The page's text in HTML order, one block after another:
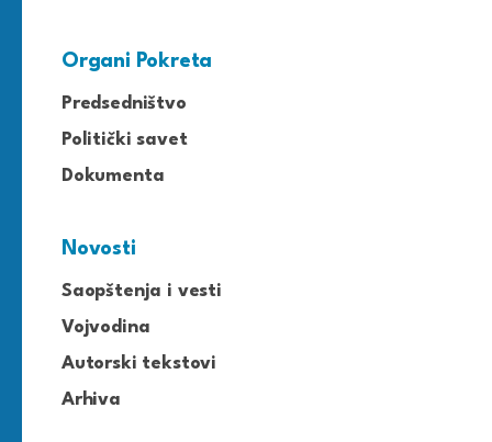
Organi Pokreta
Predsedništvo
Politički savet
Dokumenta
Novosti
Saopštenja i vesti
Vojvodina
Autorski tekstovi
Arhiva